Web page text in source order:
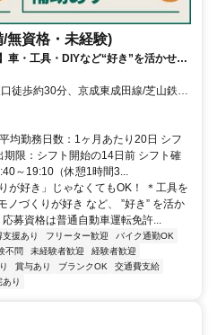
無資格・未経験)
車・工具・DIYなど“好き”を活かせ
位／月残業10h未満》
徒歩約30分、京成東成田線/芝山鉄道
本線 宗吾参道出入口1徒歩約44分 公
均勤務日数：1ヶ月あたり20日 シフ
期限：シフト開始の14日前 シフト確
～19:10（休憩1時間3...
が好き」じゃなくてもOK！ ＊工具を
ノづくりが好き など、 ”好き” を活か
募資格は普通自動車運転免許...
支援あり フリーター歓迎
バイク通勤OK
不問 未経験者歓迎
経験者歓迎
賞与あり ブランクOK
交通費支給
り